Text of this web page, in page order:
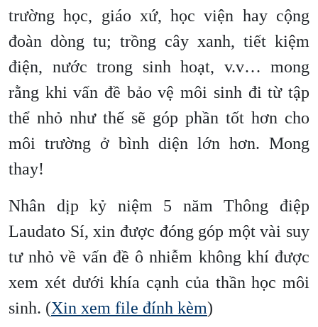
trường học, giáo xứ, học viện hay cộng
đoàn dòng tu; trồng cây xanh, tiết kiệm
điện, nước trong sinh hoạt, v.v… mong
rằng khi vấn đề bảo vệ môi sinh đi từ tập
thể nhỏ như thế sẽ góp phần tốt hơn cho
môi trường ở bình diện lớn hơn. Mong
thay!
Nhân dịp kỷ niệm 5 năm Thông điệp
Laudato Sí, xin được đóng góp một vài suy
tư nhỏ về vấn đề ô nhiễm không khí được
xem xét dưới khía cạnh của thần học môi
sinh. (Xin xem file đính kèm)